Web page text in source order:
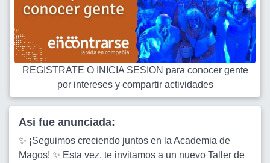
REGISTRATE O INICIA SESION para conocer gente
por intereses y compartir actividades
Asi fue anunciada:
✨ ¡Seguimos creciendo juntos en la Academia de
Magos! ✨ Esta vez, te invitamos a un nuevo Taller de